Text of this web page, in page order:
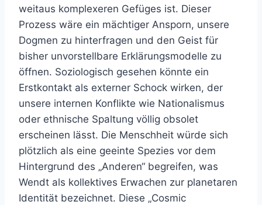
weitaus komplexeren Gefüges ist. Dieser
Prozess wäre ein mächtiger Ansporn, unsere
Dogmen zu hinterfragen und den Geist für
bisher unvorstellbare Erklärungsmodelle zu
öffnen. Soziologisch gesehen könnte ein
Erstkontakt als externer Schock wirken, der
unsere internen Konflikte wie Nationalismus
oder ethnische Spaltung völlig obsolet
erscheinen lässt. Die Menschheit würde sich
plötzlich als eine geeinte Spezies vor dem
Hintergrund des „Anderen“ begreifen, was
Wendt als kollektives Erwachen zur planetaren
Identität bezeichnet. Diese „Cosmic